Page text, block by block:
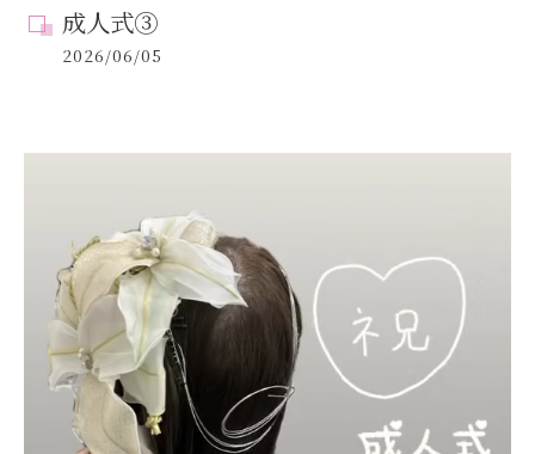
成人式③
2026/06/05